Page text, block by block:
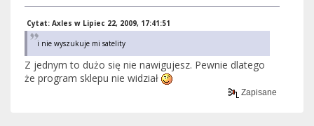
Cytat: Axles w Lipiec 22, 2009, 17:41:51
i nie wyszukuje mi satelity
Z jednym to dużo się nie nawigujesz. Pewnie dlatego
że program sklepu nie widział
Zapisane